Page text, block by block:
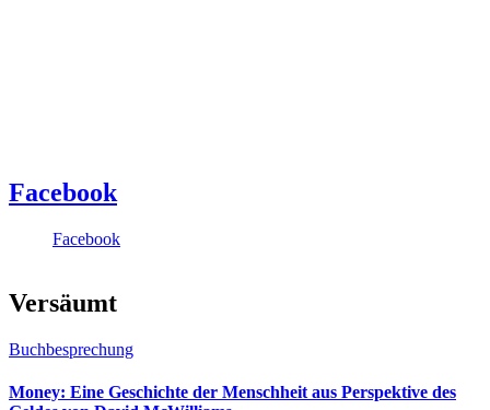
Facebook
Facebook
Versäumt
Buchbesprechung
Money: Eine Geschichte der Menschheit aus Perspektive des